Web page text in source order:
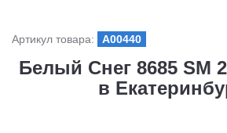
Заказать обратный звонок
Артикул товара: A00440
Белый Снег 8685 SM
в